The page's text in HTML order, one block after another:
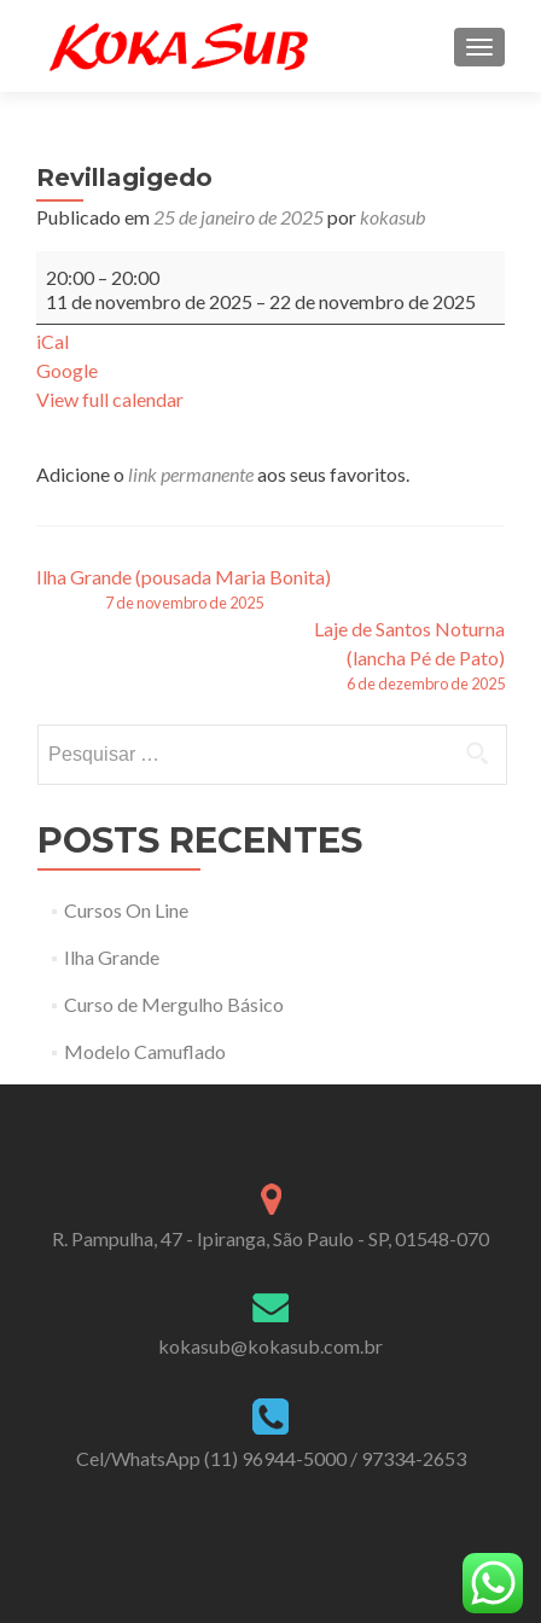
Revillagigedo
Publicado em 25 de janeiro de 2025por kokasub
20:00 – 20:00
11 de novembro de 2025 – 22 de novembro de 2025
iCal
Google
View full calendar
Adicione o link permanenteaos seus favoritos.
Navegação
Ilha Grande (pousada Maria Bonita)
7 de novembro de 2025
Laje de Santos Noturna
(lancha Pé de Pato)
6 de dezembro de 2025
por:
POSTS RECENTES
Cursos On Line
Ilha Grande
Curso de Mergulho Básico
Modelo Camuflado
R. Pampulha, 47 - Ipiranga, São Paulo - SP, 01548-070
kokasub@kokasub.com.br
Cel/WhatsApp (11) 96944-5000 / 97334-2653